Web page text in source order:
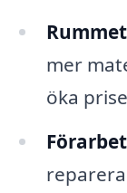
mer
öka